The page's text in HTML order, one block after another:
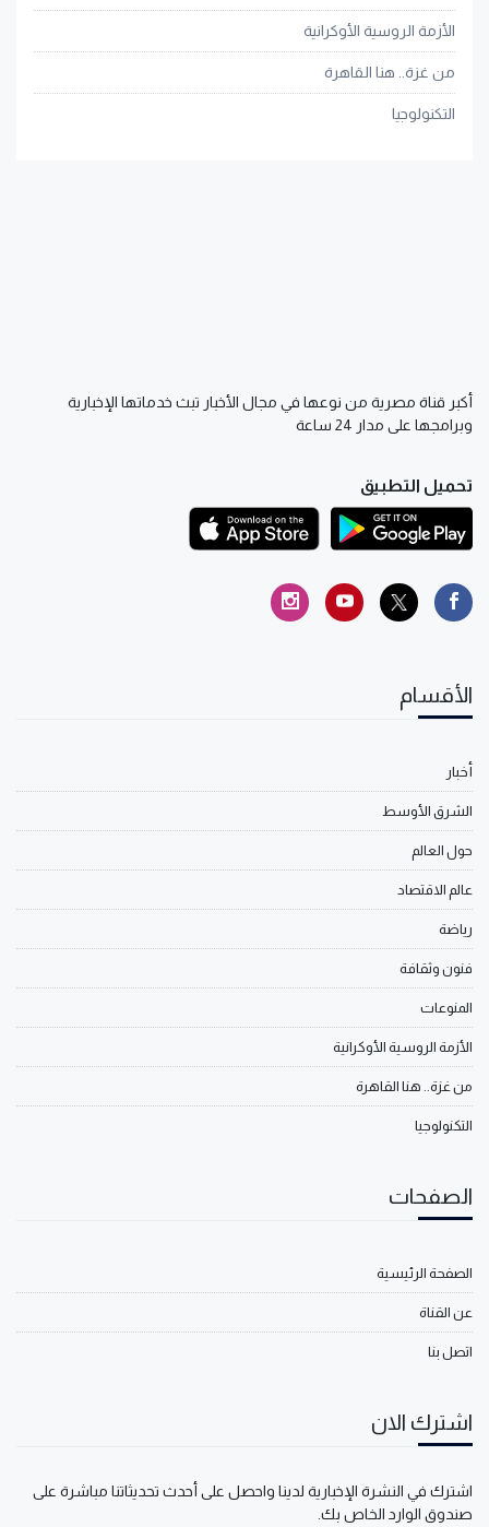
الأزمة الروسية الأوكرانية
من غزة.. هنا القاهرة
التكنولوجيا
أكبر قناة مصرية من نوعها في مجال الأخبار تبث خدماتها الإخبارية
وبرامجها على مدار 24 ساعة
تحميل التطبيق
الأقسام
أخبار
الشرق الأوسط
حول العالم
عالم الاقتصاد
رياضة
فنون وثقافة
المنوعات
الأزمة الروسية الأوكرانية
من غزة.. هنا القاهرة
التكنولوجيا
الصفحات
الصفحة الرئيسية
عن القناة
اتصل بنا
اشترك الان
اشترك في النشرة الإخبارية لدينا واحصل على أحدث تحديثاتنا مباشرة على
صندوق الوارد الخاص بك.